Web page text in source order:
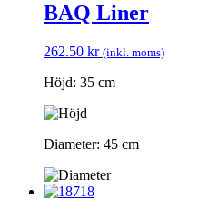
BAQ Liner
262.50 kr (inkl. moms)
Höjd: 35 cm
Diameter: 45 cm